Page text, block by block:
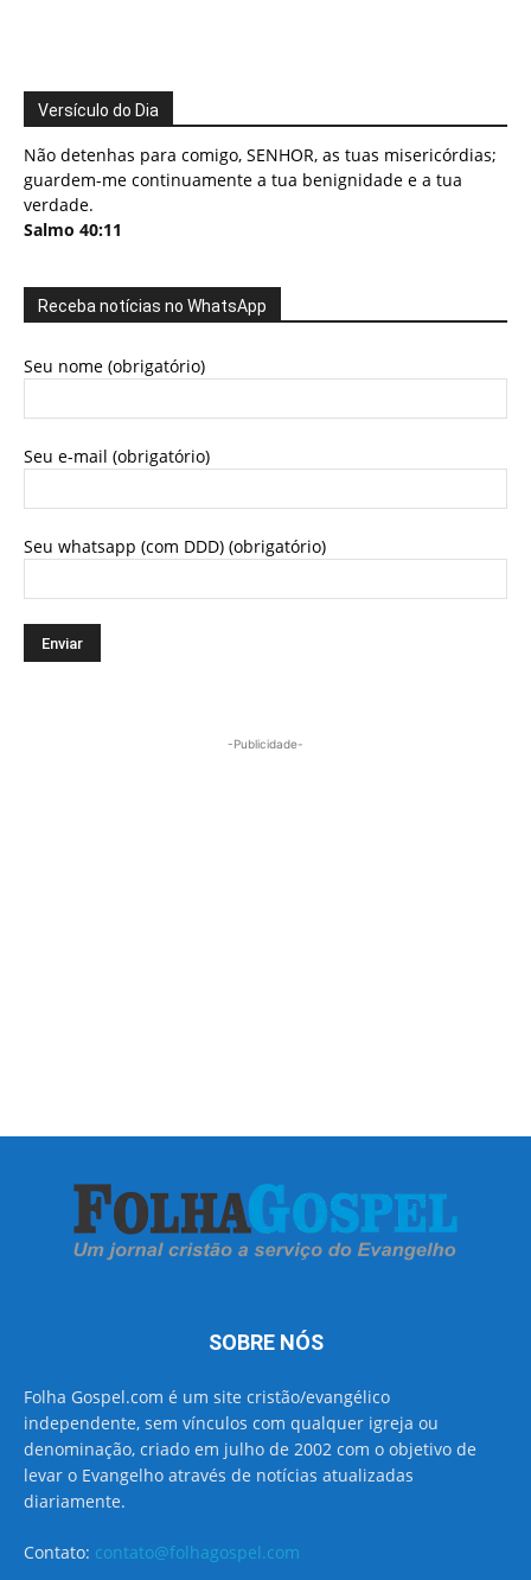
Versículo do Dia
Não detenhas para comigo, SENHOR, as tuas misericórdias;
guardem-me continuamente a tua benignidade e a tua
verdade.
Salmo 40:11
Receba notícias no WhatsApp
Seu nome (obrigatório)
Seu e-mail (obrigatório)
Seu whatsapp (com DDD) (obrigatório)
-Publicidade-
SOBRE NÓS
Folha Gospel.com é um site cristão/evangélico
independente, sem vínculos com qualquer igreja ou
denominação, criado em julho de 2002 com o objetivo de
levar o Evangelho através de notícias atualizadas
diariamente.
Contato: contato@folhagospel.com